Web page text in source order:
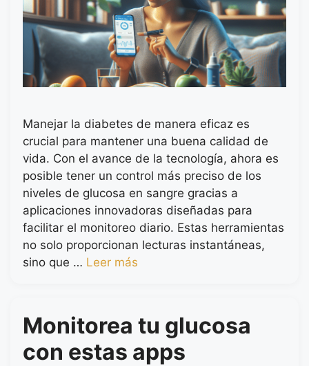
Manejar la diabetes de manera eficaz es
crucial para mantener una buena calidad de
vida. Con el avance de la tecnología, ahora es
posible tener un control más preciso de los
niveles de glucosa en sangre gracias a
aplicaciones innovadoras diseñadas para
facilitar el monitoreo diario. Estas herramientas
no solo proporcionan lecturas instantáneas,
sino que … Leer más
Monitorea tu glucosa
con estas apps